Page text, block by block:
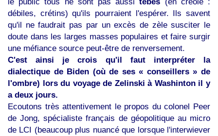
débiles, crétins) qu'ils pourraient l'espérer. Ils savent
qu'il ne faudrait pas par un excès de zèle susciter le
doute dans les larges masses populaires et faire surgir
une méfiance source peut-être de renversement.
C'est ainsi je crois qu'il faut interpréter la
dialectique de Biden (où de ses « conseillers » de
l'ombre) lors du voyage de Zelinski à Washinton il y
a deux jours.
Ecoutons très attentivement le propos du colonel Peer
de Jong, spécialiste français de géopolitique au micro
de LCI (beaucoup plus nuancé que lorsque l'interwiever